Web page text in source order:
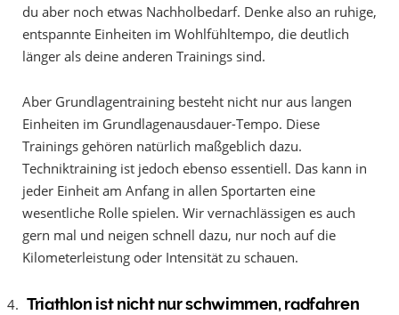
du aber noch etwas Nachholbedarf. Denke also an ruhige,
entspannte Einheiten im Wohlfühltempo, die deutlich
länger als deine anderen Trainings sind.
Aber Grundlagentraining besteht nicht nur aus langen
Einheiten im Grundlagenausdauer-Tempo. Diese
Trainings gehören natürlich maßgeblich dazu.
Techniktraining ist jedoch ebenso essentiell. Das kann in
jeder Einheit am Anfang in allen Sportarten eine
wesentliche Rolle spielen. Wir vernachlässigen es auch
gern mal und neigen schnell dazu, nur noch auf die
Kilometerleistung oder Intensität zu schauen.
Triathlon ist nicht nur schwimmen, radfahren